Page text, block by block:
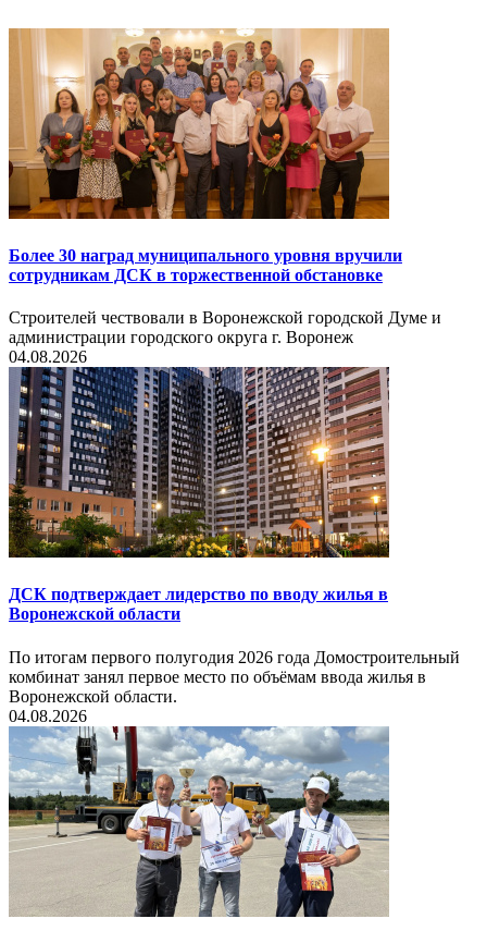
Более 30 наград муниципального уровня вручили
сотрудникам ДСК в торжественной обстановке
Строителей чествовали в Воронежской городской Думе и
администрации городского округа г. Воронеж
04.08.2026
ДСК подтверждает лидерство по вводу жилья в
Воронежской области
По итогам первого полугодия 2026 года Домостроительный
комбинат занял первое место по объёмам ввода жилья в
Воронежской области.
04.08.2026